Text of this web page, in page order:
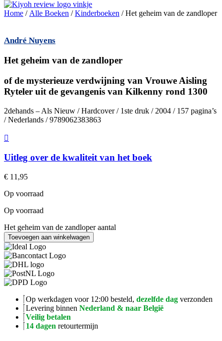
Home / Alle Boeken /Kinderboeken / Het geheim van de zandloper
André Nuyens
Het geheim van de zandloper
of de mysterieuze verdwijning van Vrouwe Aisling
Ryteler uit de gevangenis van Kilkenny rond 1300
2dehands – Als Nieuw / Hardcover / 1ste druk / 2004 / 157 pagina’s
/ Nederlands / 9789062383863
Uitleg over de kwaliteit van het boek
€ 11,95
Op voorraad
Op voorraad
Het geheim van de zandloper aantal
Toevoegen aan winkelwagen
Op werkdagen voor 12:00 besteld, dezelfde dag verzonden
Levering binnen Nederland & naar België
Veilig betalen
14 dagen retourtermijn